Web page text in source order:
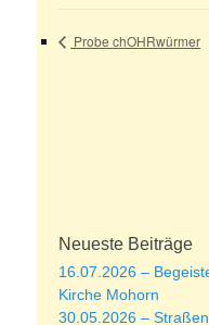
Probe chOHRwürmer
Neueste Beiträge
16.07.2026 –
Kirche Mohorn
30.05.2026 –